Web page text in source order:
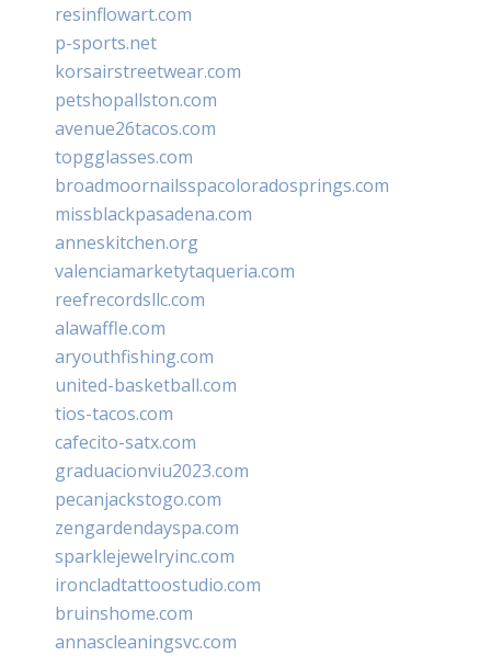
resinflowart.com
p-sports.net
korsairstreetwear.com
petshopallston.com
avenue26tacos.com
topgglasses.com
broadmoornailsspacoloradosprings.com
missblackpasadena.com
anneskitchen.org
valenciamarketytaqueria.com
reefrecordsllc.com
alawaffle.com
aryouthfishing.com
united-basketball.com
tios-tacos.com
cafecito-satx.com
graduacionviu2023.com
pecanjackstogo.com
zengardendayspa.com
sparklejewelryinc.com
ironcladtattoostudio.com
bruinshome.com
annascleaningsvc.com